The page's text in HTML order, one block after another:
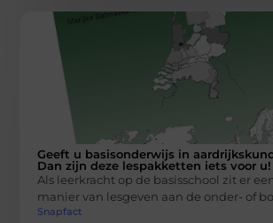
Geeft u basisonderwijs in
Dan zijn deze lespakketten iets voor u!
Als leerkracht op de basisschool zit er
manier van lesgeven aan de onder- of
Snapfact